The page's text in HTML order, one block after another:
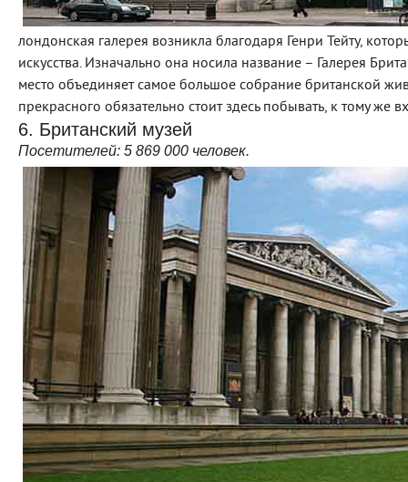
лондонская галерея возникла благодаря Генри Тейту,
искусства. Изначально она носила название – Галерея
место объединяет самое большое собрание британской
прекрасного обязательно стоит здесь побывать, к тому же
6. Британский музей
Посетителей: 5 869 000 человек.